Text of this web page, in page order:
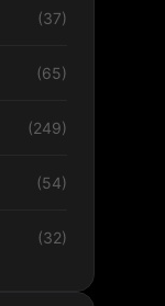
(37)
(65)
(249)
(54)
(32)